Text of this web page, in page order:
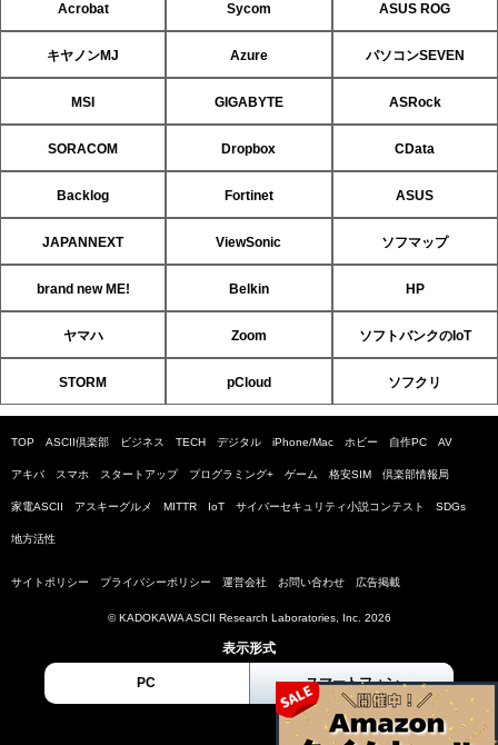
Acrobat Sycom ASUS ROG
キヤノンMJ Azure パソコンSEVEN
MSI GIGABYTE ASRock
SORACOM Dropbox CData
Backlog Fortinet ASUS
JAPANNEXT ViewSonic ソフマップ
brand new ME! Belkin HP
ヤマハ Zoom ソフトバンクのIoT
STORM pCloud ソフクリ
TOP ASCII倶楽部 ビジネス TECH デジタル iPhone/Mac ホビー 自作PC AV
アキバ スマホ スタートアップ プログラミング+ ゲーム 格安SIM 倶楽部情報局
家電ASCII アスキーグルメ MITTR IoT サイバーセキュリティ小説コンテスト SDGs
地方活性
サイトポリシー プライバシーポリシー 運営会社 お問い合わせ 広告掲載
© KADOKAWA ASCII Research Laboratories, Inc. 2026
表示形式
PC スマートフォン